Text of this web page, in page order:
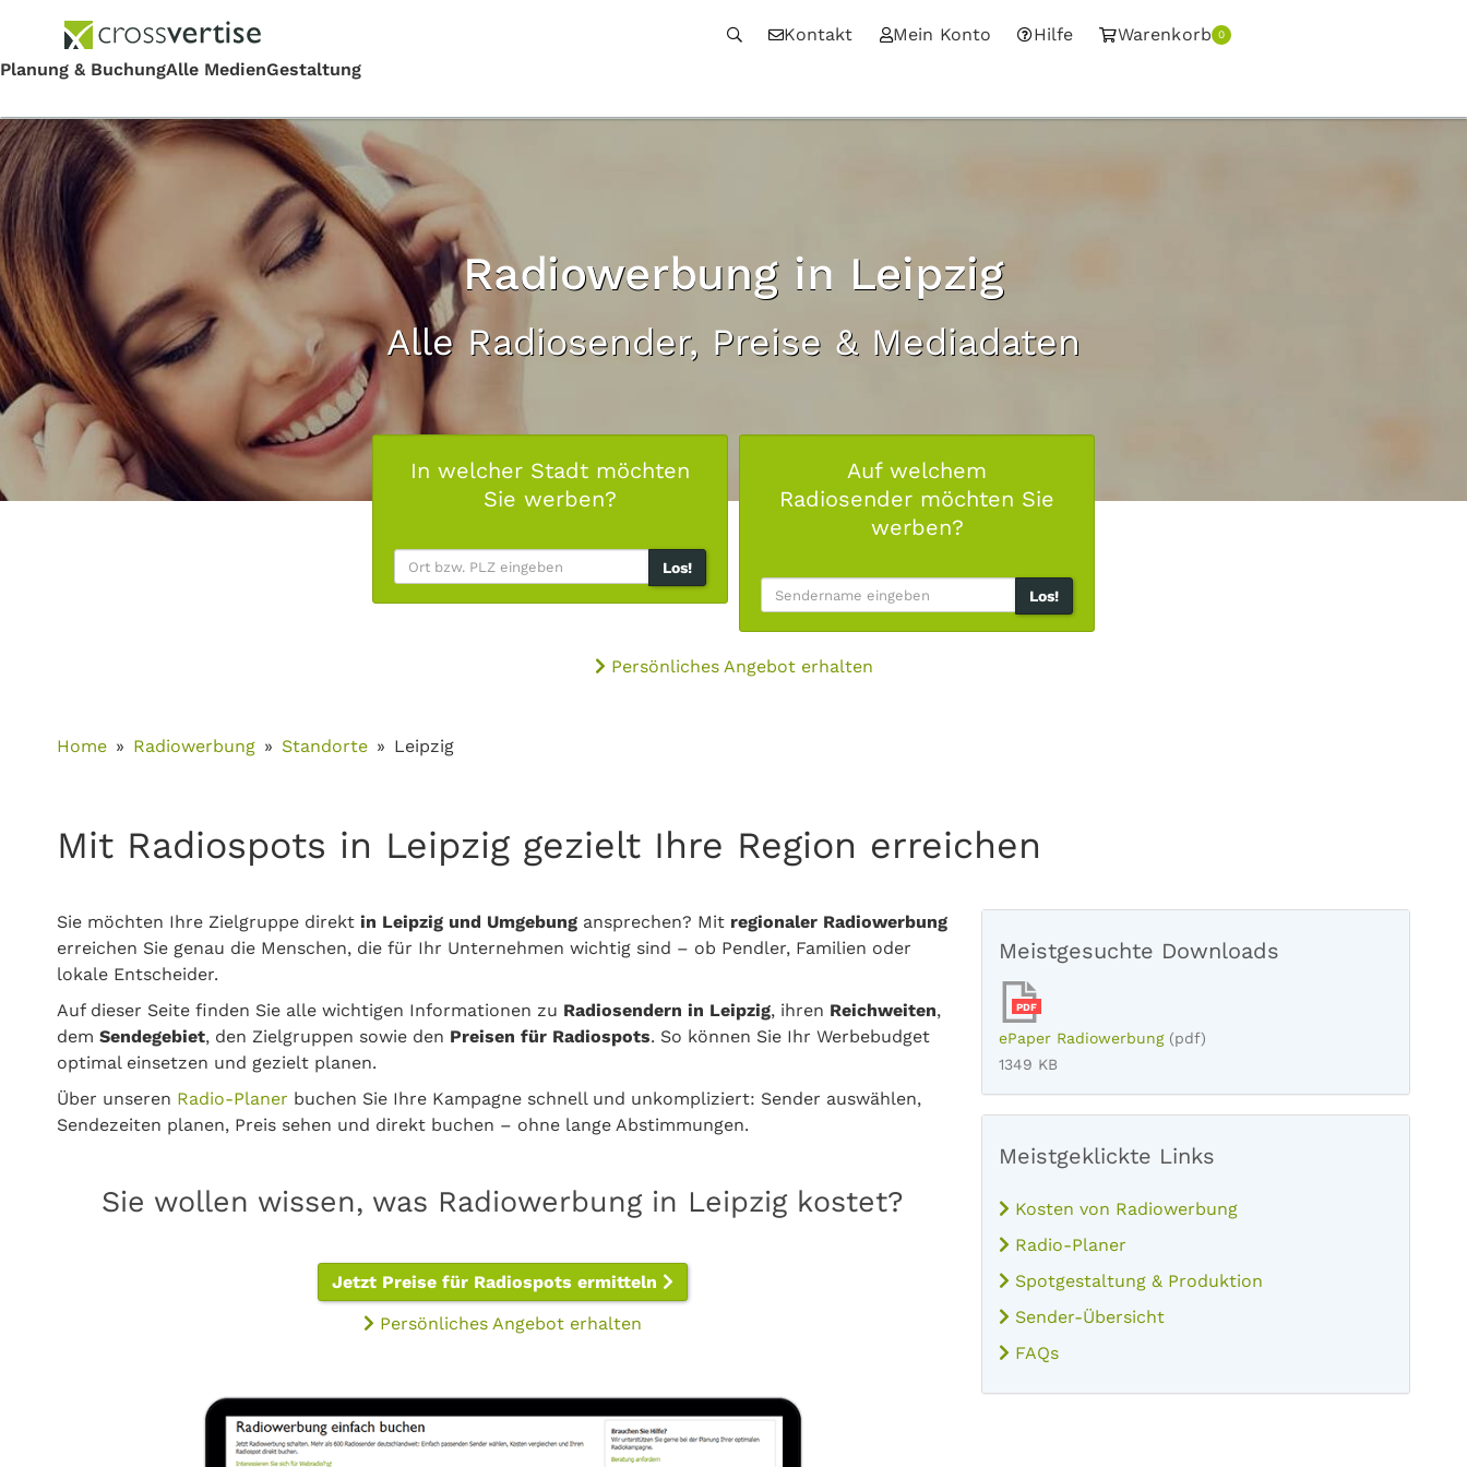
Kontakt Mein Konto Hilfe Warenkorb 0
Radiowerbung in Leipzig
Alle Radiosender, Preise & Mediadaten
In welcher Stadt möchten
Sie werben?
Los!
Auf welchem
Radiosender möchten Sie
werben?
Los!
Persönliches Angebot erhalten
Home Radiowerbung Standorte Leipzig
Mit Radiospots in Leipzig gezielt Ihre Region erreichen
Sie möchten Ihre Zielgruppe direkt in Leipzig und Umgebung ansprechen? Mit regionaler Radiowerbung
erreichen Sie genau die Menschen, die für Ihr Unternehmen wichtig sind – ob Pendler, Familien oder
lokale Entscheider.
Auf dieser Seite finden Sie alle wichtigen Informationen zu Radiosendern in Leipzig, ihren Reichweiten,
dem Sendegebiet, den Zielgruppen sowie den Preisen für Radiospots. So können Sie Ihr Werbebudget
optimal einsetzen und gezielt planen.
Über unseren Radio-Planer buchen Sie Ihre Kampagne schnell und unkompliziert: Sender auswählen,
Sendezeiten planen, Preis sehen und direkt buchen – ohne lange Abstimmungen.
Sie wollen wissen, was Radiowerbung in Leipzig kostet?
Jetzt Preise für Radiospots ermitteln
Persönliches Angebot erhalten
Meistgesuchte Downloads
PDF
ePaper Radiowerbung (pdf)
1349 KB
Meistgeklickte Links
Kosten von Radiowerbung
Radio-Planer
Spotgestaltung & Produktion
Sender-Übersicht
FAQs